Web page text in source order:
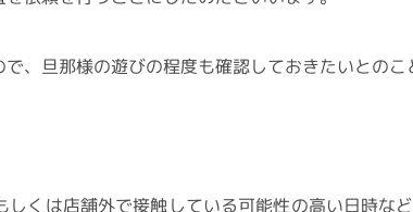
、旦那様の遊びの程度も確認しておきたいとのこ
くは店舗外で接触している可能性の高い日時な